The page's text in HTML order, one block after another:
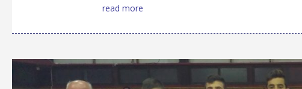
read more